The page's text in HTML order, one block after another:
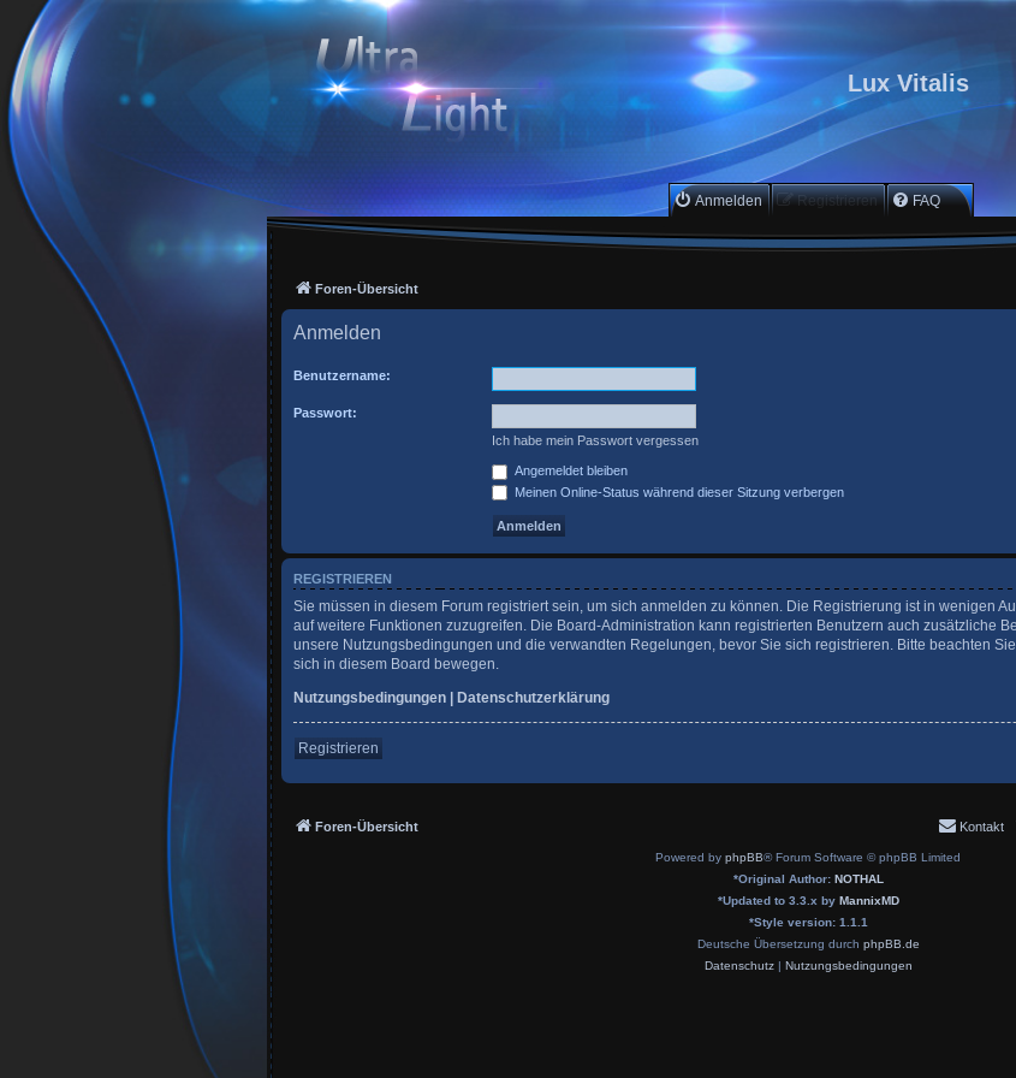
Lux Vitalis
Anmelden Registrieren FAQ
Foren-Übersicht
Anmelden
Benutzername:
Passwort:
Ich habe mein Passwort vergessen
Angemeldet bleiben
Meinen Online-Status während dieser Sitzung verbergen
REGISTRIEREN
Sie müssen in diesem Forum registriert sein, um sich anmelden zu können. Die Registrierung ist in wenigen
auf weitere Funktionen zuzugreifen. Die Board-Administration kann registrierten Benutzern auch zusätzliche
unsere Nutzungsbedingungen und die verwandten Regelungen, bevor Sie sich registrieren. Bitte beachten
sich in diesem Board bewegen.
Nutzungsbedingungen | Datenschutzerklärung
Registrieren
Foren-Übersicht Kontakt
Powered by phpBB® Forum Software © phpBB Limited
*Original Author: NOTHAL
*Updated to 3.3.x by MannixMD
*Style version: 1.1.1
Deutsche Übersetzung durch phpBB.de
Datenschutz| Nutzungsbedingungen